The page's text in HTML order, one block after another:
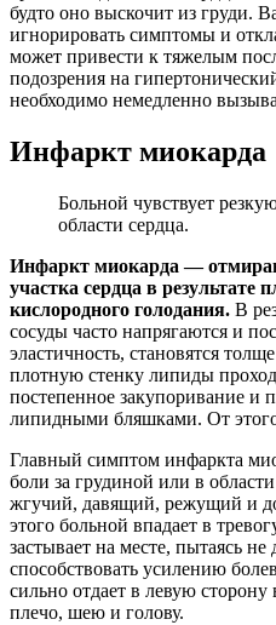
будто оно выскочит из груди.
игнорировать симптомы и
может привести к тяжелым
подозрения на
необходимо немедленно
Инфаркт миокарда
Больной чувствует
области сердца.
Инфаркт миокарда —
участка сердца в результате
кислородного голодания. В
сосуды часто напрягаются и
эластичность, становятся
плотную стенку липиды
постепенное закупоривание и
липидными бляшками. От
Главный симптом инфаркта
боли за грудиной или в
жгучий, давящий, режущий и
этого больной впадает в
застывает на месте, пытаясь не
способствовать усилению
сильно отдает в левую сторону
плечо, шею и голову.